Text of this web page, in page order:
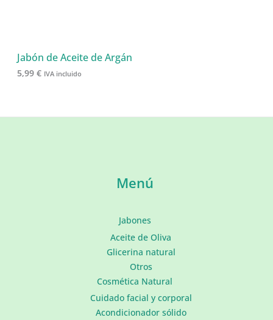
Jabón de Aceite de Argán
5,99 € IVA incluido
Menú
Jabones
Aceite de Oliva
Glicerina natural
Otros
Cosmética Natural
Cuidado facial y corporal
Acondicionador sólido